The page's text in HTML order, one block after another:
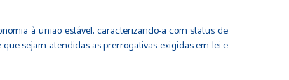
à união estável, caracterizando-a com status de
sejam atendidas as prerrogativas exigidas em lei e